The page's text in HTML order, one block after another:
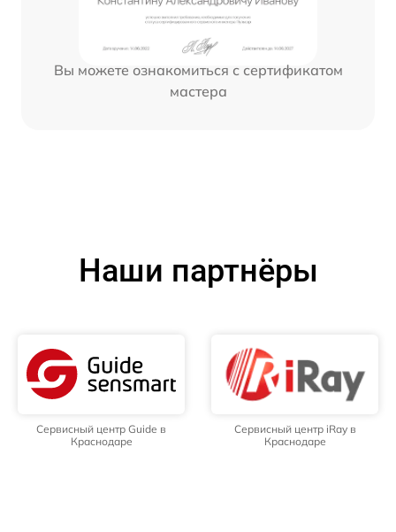
Вы можете ознакомиться с сертификатом
мастера
Наши партнёры
Сервисный центр Guide в
Краснодаре
Сервисный центр iRay в
Краснодаре